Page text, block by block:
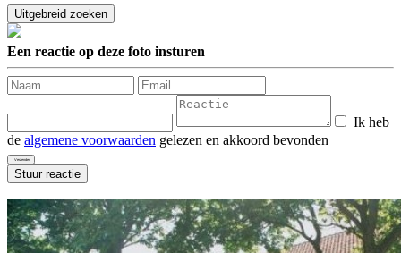
Een reactie op deze foto insturen
Ik heb
de algemene voorwaarden gelezen en akkoord bevonden